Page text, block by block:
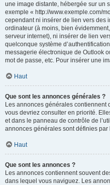
une image distante, hébergée sur un
exemple « http://www.exemple.com/
cependant ni insérer de lien vers des
ordinateur (à moins, bien
serveur internet), ni insérer de lien
quelconque système
messagerie électronique de Outlook
mot de passe, etc. Pour insérer une
Haut
Que sont les annonces générales ?
Les annonces générales contiennent
vous devriez consulter en priorité.
et dans le panneau de contrôle de
annonces générales sont définies
Haut
Que sont les annonces ?
Les annonces contiennent souvent
dans lequel vous naviguez. Les